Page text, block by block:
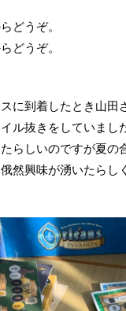
どうぞ。
どうぞ。
に到着したとき山
ル抜きをしていま
らしいのですが夏の
然興味が湧いたらし